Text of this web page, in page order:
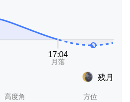
残月
高度角 方位